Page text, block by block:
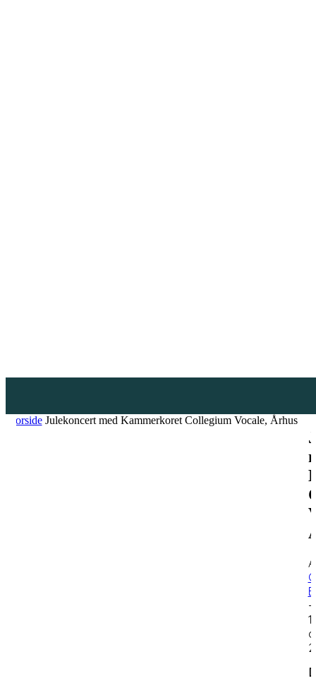
Forside Julekoncert med Kammerkoret Collegium Vocale, Århus
-
1.
D